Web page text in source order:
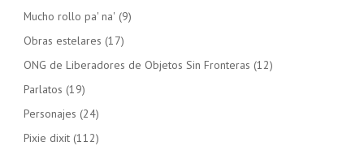
Mucho rollo pa' na' (9)
Obras estelares (17)
ONG de Liberadores de Objetos Sin Fronteras (12)
Parlatos (19)
Personajes (24)
Pixie dixit (112)